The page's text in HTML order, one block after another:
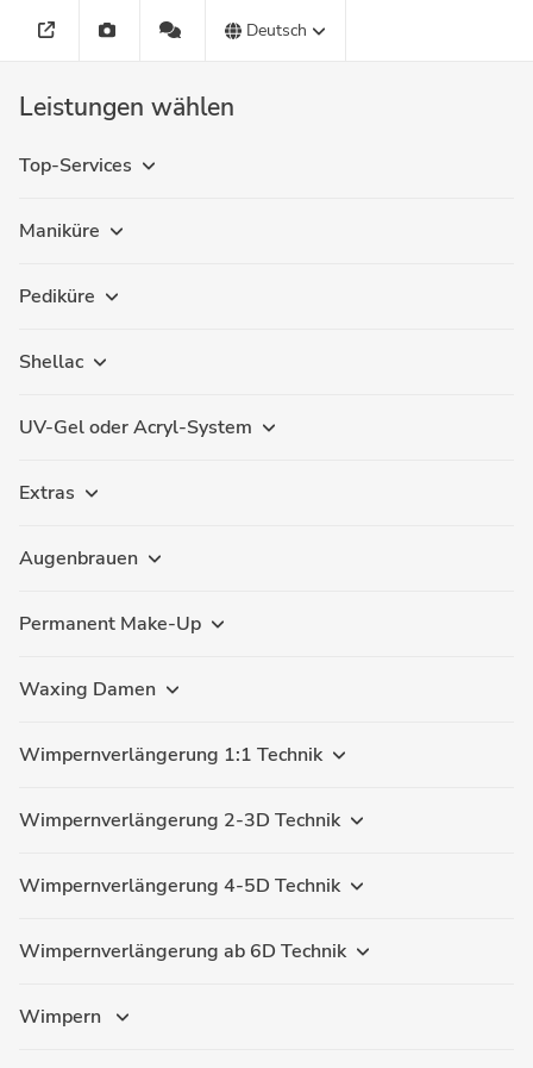
Deutsch
Leistungen wählen
Top-Services
Maniküre
Pediküre
Shellac
UV-Gel oder Acryl-System
Extras
Augenbrauen
Permanent Make-Up
Waxing Damen
Wimpernverlängerung 1:1 Technik
Wimpernverlängerung 2-3D Technik
Wimpernverlängerung 4-5D Technik
Wimpernverlängerung ab 6D Technik
Wimpern